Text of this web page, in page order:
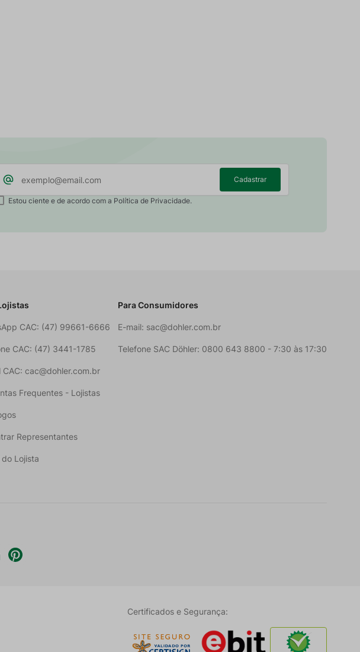
Cadastrar
Estou ciente e de acordo com a Política de Privacidade.
CAC: (47) 99661-6666
CAC: (47) 3441-1785
CAC: cac@dohler.com.br
Frequentes - Lojistas
Representantes
do Lojista
Para Consumidores
E-mail: sac@dohler.com.br
Telefone SAC Döhler: 0800 643 8800 - 7:30 às 17:30
Certificados e Segurança: